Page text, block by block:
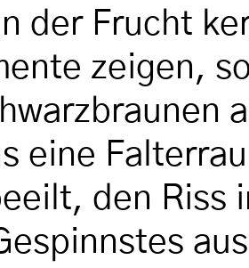
der Frucht
zeigen,
eine
den Riss